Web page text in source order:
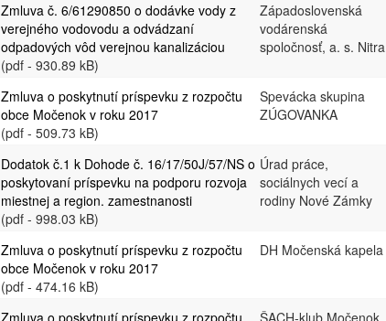
Zmluva č. 6/61290850 o dodávke vody z
verejného vodovodu a odvádzaní
odpadových vôd verejnou kanalizáciou
(pdf - 930.89 kB)
Západoslovenská
vodárenská
spoločnosť, a. s. Nitra
Zmluva o poskytnutí príspevku z rozpočtu
obce Močenok v roku 2017
(pdf - 509.73 kB)
Spevácka skupina
ZÚGOVANKA
Dodatok č.1 k Dohode č. 16/17/50J/57/NS o
poskytovaní príspevku na podporu rozvoja
miestnej a region. zamestnanosti
(pdf - 998.03 kB)
Úrad práce,
sociálnych vecí a
rodiny Nové Zámky
Zmluva o poskytnutí príspevku z rozpočtu
obce Močenok v roku 2017
(pdf - 474.16 kB)
DH Močenská kapela
Zmluva o poskytnutí príspevku z rozpočtu ŠACH-klub Močenok